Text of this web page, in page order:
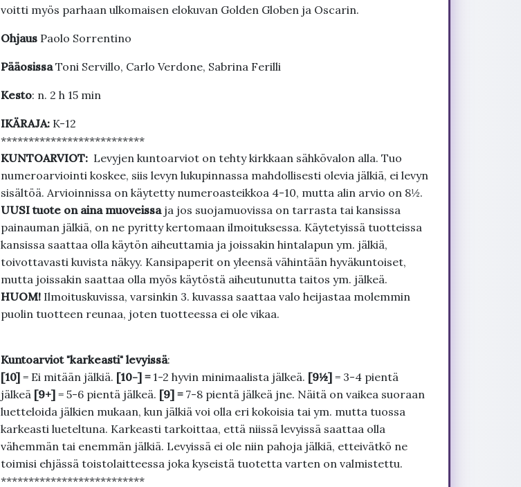
voitti myös parhaan ulkomaisen elokuvan Golden Globen ja Oscarin.
OhjausPaolo Sorrentino
PääosissaToni Servillo, Carlo Verdone, Sabrina Ferilli
Kesto: n. 2 h 15 min
IKÄRAJA: K-12
**************************
KUNTOARVIOT: Levyjen kuntoarviot on tehty kirkkaan sähkövalon alla. Tuo
numeroarviointi koskee, siis levyn lukupinnassa mahdollisesti olevia jälkiä, ei levyn
sisältöä. Arvioinnissa on käytetty numeroasteikkoa 4-10, mutta alin arvio on 8½.
UUSI tuote on aina muoveissa ja jos suojamuovissa on tarrasta tai kansissa
painauman jälkiä, on ne pyritty kertomaan ilmoituksessa. Käytetyissä tuotteissa
kansissa saattaa olla käytön aiheuttamia ja joissakin hintalapun ym. jälkiä,
toivottavasti kuvista näkyy. Kansipaperit on yleensä vähintään hyväkuntoiset,
mutta joissakin saattaa olla myös käytöstä aiheutunutta taitos ym. jälkeä.
HUOM!Ilmoituskuvissa, varsinkin 3. kuvassa saattaa valo heijastaa molemmin
puolin tuotteen reunaa, joten tuotteessa ei ole vikaa.
Kuntoarviot "karkeasti" levyissä:
[10]= Ei mitään jälkiä. [10-] = 1-2 hyvin minimaalista jälkeä. [9½]= 3-4 pientä
jälkeä [9+]= 5-6 pientä jälkeä. [9] = 7-8 pientä jälkeä jne. Näitä on vaikea suoraan
luetteloida jälkien mukaan, kun jälkiä voi olla eri kokoisia tai ym. mutta tuossa
karkeasti lueteltuna. Karkeasti tarkoittaa, että niissä levyissä saattaa olla
vähemmän tai enemmän jälkiä. Levyissä ei ole niin pahoja jälkiä, etteivätkö ne
toimisi ehjässä toistolaitteessa joka kyseistä tuotetta varten on valmistettu.
**************************